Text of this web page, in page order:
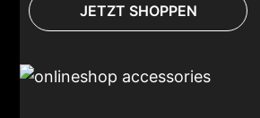
JETZT SHOPPEN